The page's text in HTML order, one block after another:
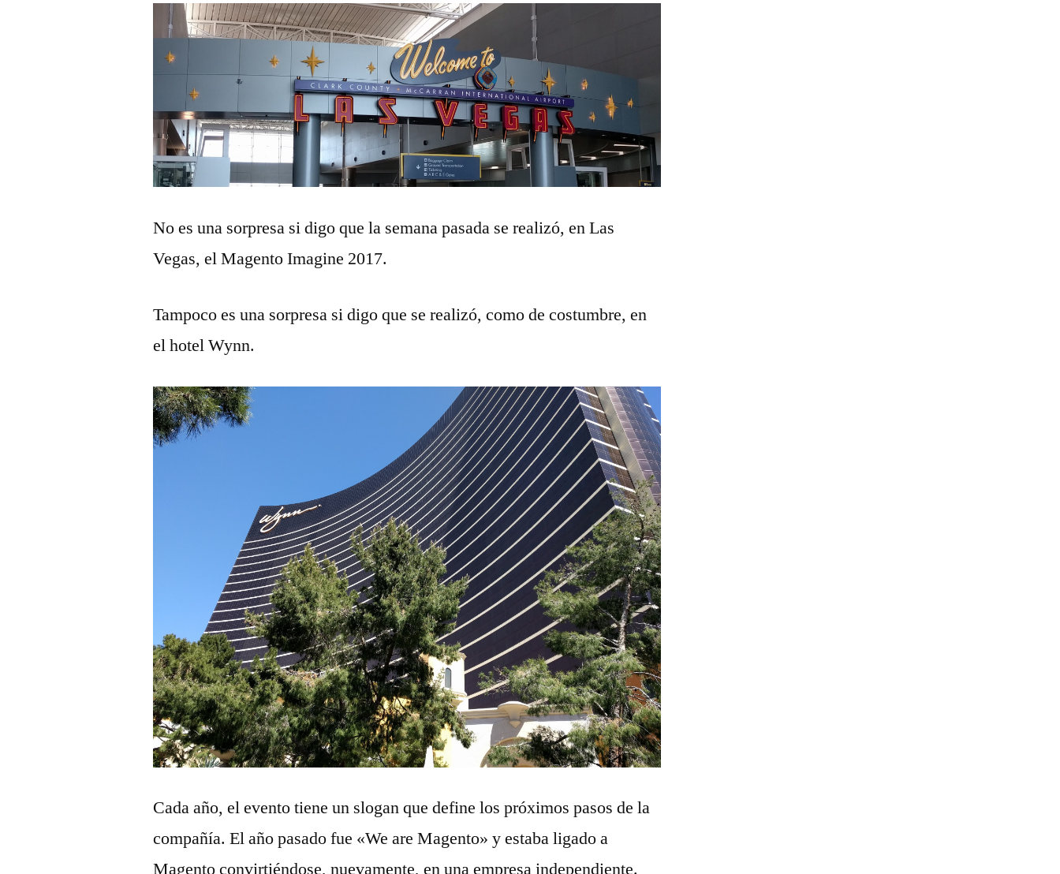
No es una sorpresa si digo que la semana pasada se realizó, en Las
Vegas, el Magento Imagine 2017.
Tampoco es una sorpresa si digo que se realizó, como de costumbre, en
el hotel Wynn.
Cada año, el evento tiene un slogan que define los próximos pasos de la
compañía. El año pasado fue «We are Magento» y estaba ligado a
Magento convirtiéndose, nuevamente, en una empresa independiente.